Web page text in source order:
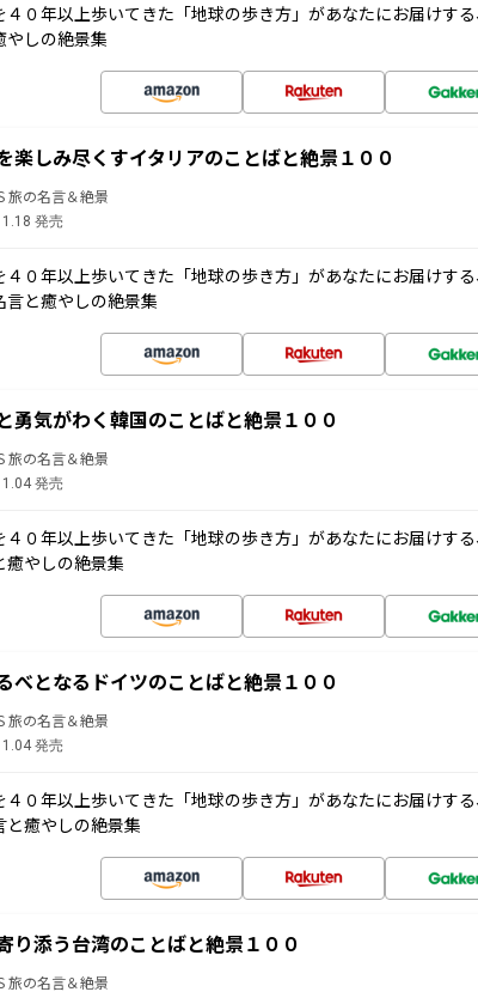
４０年以上歩いてきた「地球の歩き方」があなたにお届けす
やしの絶景集
楽しみ尽くすイタリアのことばと絶景１００
旅の名言＆絶景
発売
４０年以上歩いてきた「地球の歩き方」があなたにお届けす
言と癒やしの絶景集
勇気がわく韓国のことばと絶景１００
旅の名言＆絶景
発売
４０年以上歩いてきた「地球の歩き方」があなたにお届けす
癒やしの絶景集
べとなるドイツのことばと絶景１００
旅の名言＆絶景
発売
４０年以上歩いてきた「地球の歩き方」があなたにお届けす
と癒やしの絶景集
り添う台湾のことばと絶景１００
旅の名言＆絶景